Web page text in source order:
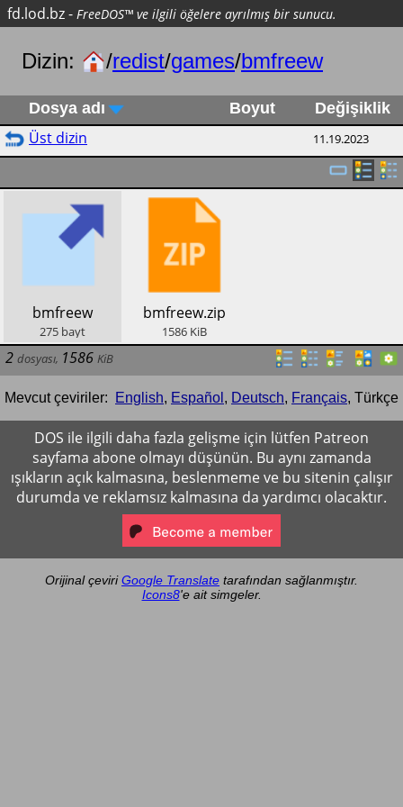
fd.lod.bz- FreeDOS™ ve ilgili öğelere ayrılmış bir sunucu.
Dizin: /redist/games/bmfreew
Dosya adı Boyut Değişiklik
Üst dizin 11.19.2023
​bmfreew
275 bayt
​bmfreew.zip
1586 KiB
2 dosyası, 1586 KiB
Mevcut çeviriler: English, Español , Deutsch, Français, Türkçe
DOS ile ilgili daha fazla gelişme için lütfen Patreon
sayfama abone olmayı düşünün. Bu aynı zamanda
ışıkların açık kalmasına, beslenmeme ve bu sitenin çalışır
durumda ve reklamsız kalmasına da yardımcı olacaktır.
Orijinal çeviriGoogle Translate tarafından sağlanmıştır.
Icons8'e ait simgeler.